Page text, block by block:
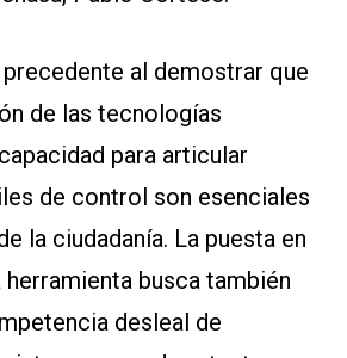
al demostrar que
de las tecnologías
para articular
de control son esenciales
la ciudadanía. La puesta en
busca también
desleal de